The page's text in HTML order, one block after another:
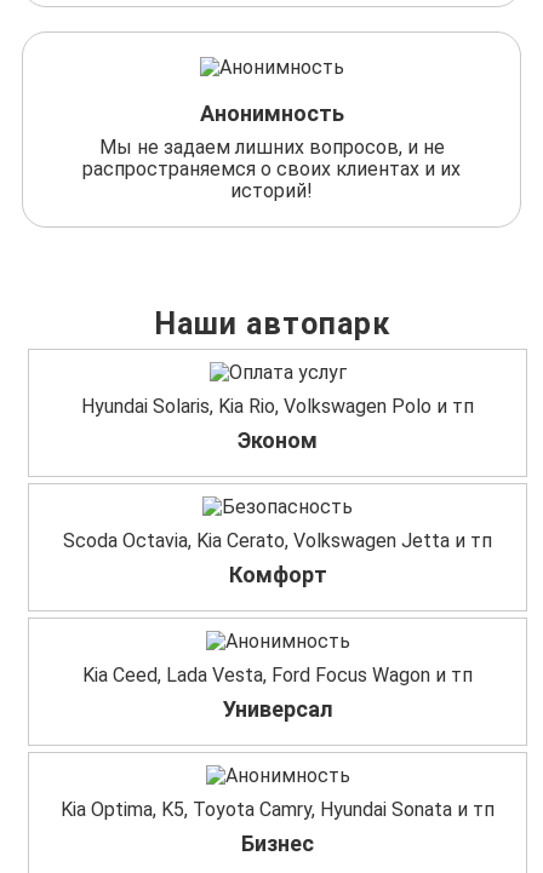
Анонимность
Мы не задаем лишних вопросов, и не
распространяемся о своих клиентах и их
историй!
Наши автопарк
Hyundai Solaris, Kia Rio, Volkswagen Polo и тп
Эконом
Scoda Octavia, Kia Cerato, Volkswagen Jetta и тп
Комфорт
Kia Ceed, Lada Vesta, Ford Focus Wagon и тп
Универсал
Kia Optima, K5, Toyota Camry, Hyundai Sonata и тп
Бизнес